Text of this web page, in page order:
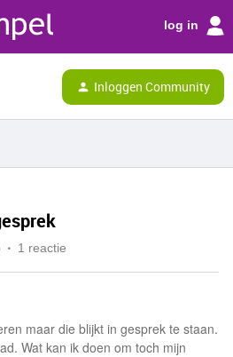
log in
Inloggen Community
1 reactie
maar die blijkt in gesprek te staan.
Wat kan ik doen om toch mijn